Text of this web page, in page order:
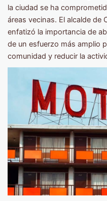
la ciudad se ha
áreas vecinas. El alcalde de
enfatizó la importancia de
de un esfuerzo más amplio
comunidad y reducir la